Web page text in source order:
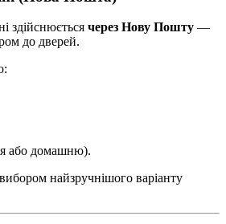
здійснюється через Нову Пошту —
до дверей.
або домашню).
найзручнішого варіанту